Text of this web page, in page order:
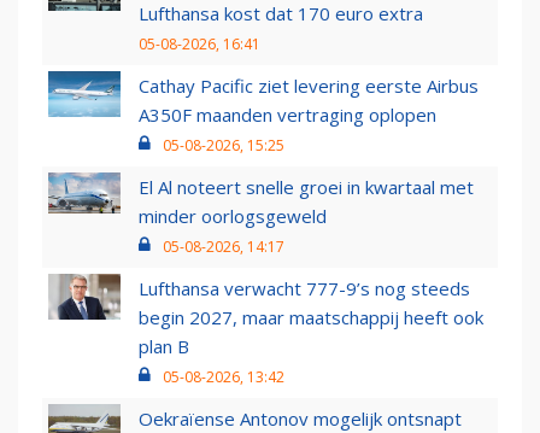
Lufthansa kost dat 170 euro extra
05-08-2026, 16:41
Cathay Pacific ziet levering eerste Airbus
A350F maanden vertraging oplopen
05-08-2026, 15:25
El Al noteert snelle groei in kwartaal met
minder oorlogsgeweld
05-08-2026, 14:17
Lufthansa verwacht 777-9’s nog steeds
begin 2027, maar maatschappij heeft ook
plan B
05-08-2026, 13:42
Oekraïense Antonov mogelijk ontsnapt